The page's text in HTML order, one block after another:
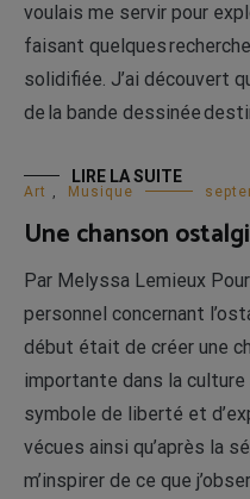
voulais me servir pour
faisant quelques
solidifiée. J’ai découvert
de la bande dessinée
LIRE LA SUITE
Art , Musique
Une chanson
Par Melyssa Lemieux
personnel concernant
début était de créer une
importante dans la
symbole de liberté et
vécues ainsi qu’après la
m’inspirer de ce que